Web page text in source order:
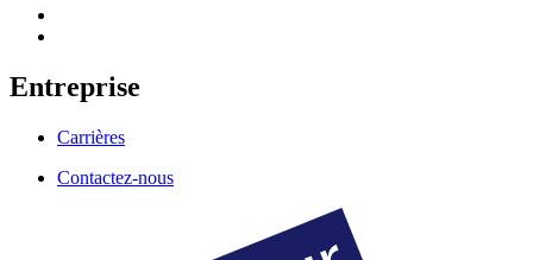
Entreprise
Carrières
Contactez-nous